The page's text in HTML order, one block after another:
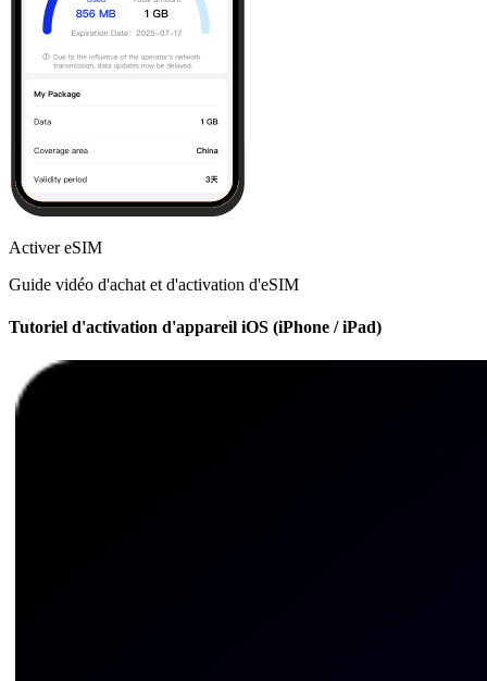
Activer eSIM
Guide vidéo d'achat et d'activation d'eSIM
Tutoriel d'activation d'appareil iOS (iPhone / iPad)